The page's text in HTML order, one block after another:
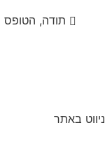
תודה, הטופס
ניווט באתר